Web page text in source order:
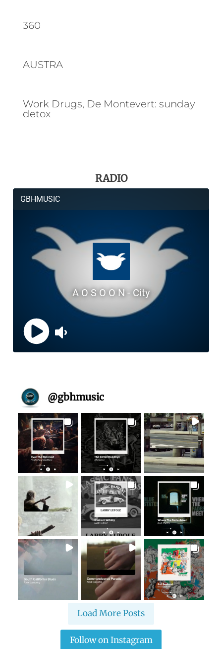
360
AUSTRA
Work Drugs, De Montevert: sunday
detox
RADIO
@gbhmusic
Load More Posts
Follow on Instagram